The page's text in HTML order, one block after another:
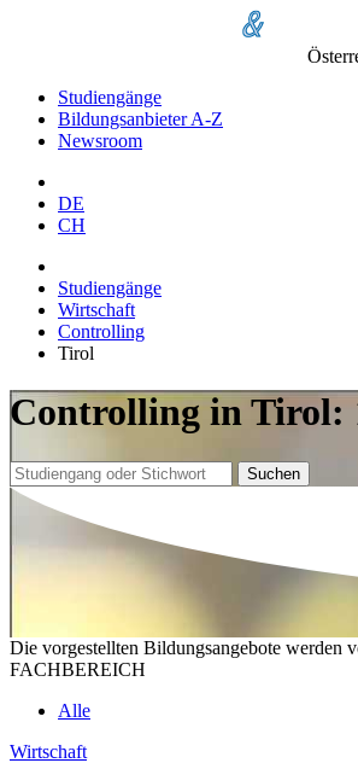
Studiengänge
Bildungsanbieter A-Z
Newsroom
DE
CH
Studiengänge
Wirtschaft
Controlling
Tirol
Controlling in Tirol:
Suchen
Die vorgestellten Bildungsangebote werden
FACHBEREICH
Alle
Wirtschaft